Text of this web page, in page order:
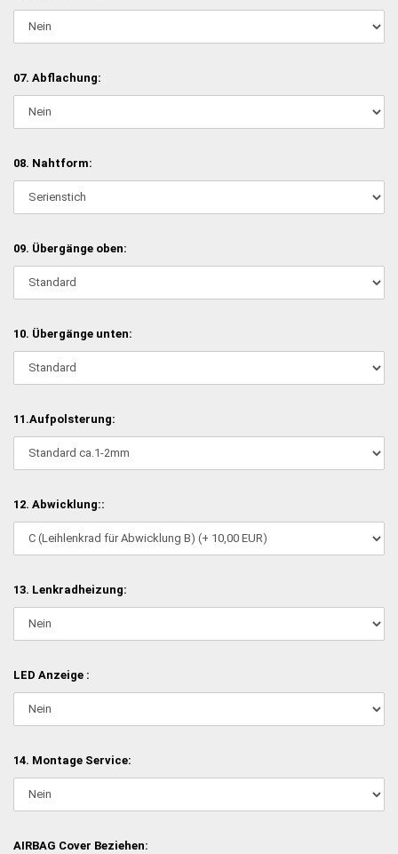
07. Abflachung:
08. Nahtform:
09. Übergänge oben:
10. Übergänge unten:
11.Aufpolsterung:
12. Abwicklung::
13. Lenkradheizung:
LED Anzeige :
14. Montage Service:
AIRBAG Cover Beziehen: